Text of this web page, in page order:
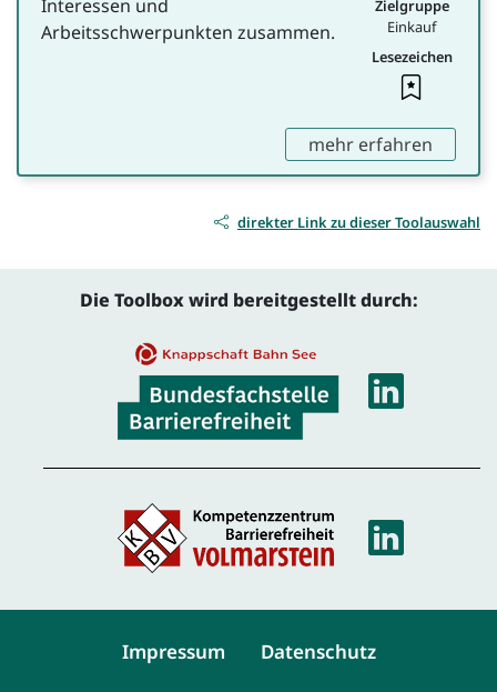
Interessen und
Arbeitsschwerpunkten zusammen.
Zielgruppe
Einkauf
Lesezeichen
,mehr erfahren
direkter Link zu dieser Toolauswahl
Die Toolbox wird bereitgestellt durch:
Service-Navigation
Impressum Datenschutz